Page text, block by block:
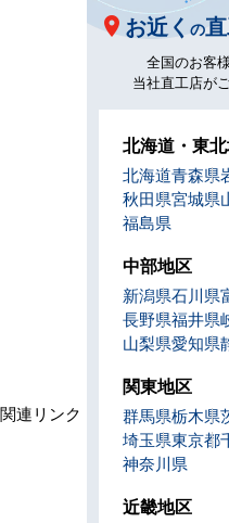
関連リンク： TOPページヘ
神奈川県直工
お近く の
全国のお客
当社直工店が
北海道・東
北海道青森県
秋田県宮城県
福島県
中部地区
新潟県石川県
長野県福井県
山梨県愛知県
関東地区
群馬県栃木県
埼玉県東京都
神奈川県
近畿地区